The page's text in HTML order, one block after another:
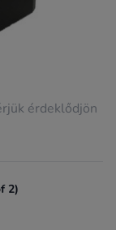
érdeklődjön
2)